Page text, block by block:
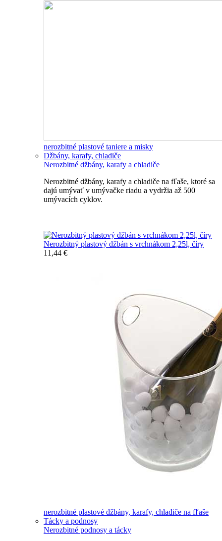
nerozbitné plastové taniere a misky
Džbány, karafy, chladiče
Nerozbitné džbány, karafy a chladiče
Nerozbitné džbány, karafy a chladiče na fľaše, ktoré sa
dajú umývať v umývačke riadu a vydržia až 500
umývacích cyklov.
Nerozbitný plastový džbán s vrchnákom 2,25l, číry
11,44 €
nerozbitné plastové džbány, karafy, chladiče na fľaše
Tácky a podnosy
Nerozbitné podnosy a tácky